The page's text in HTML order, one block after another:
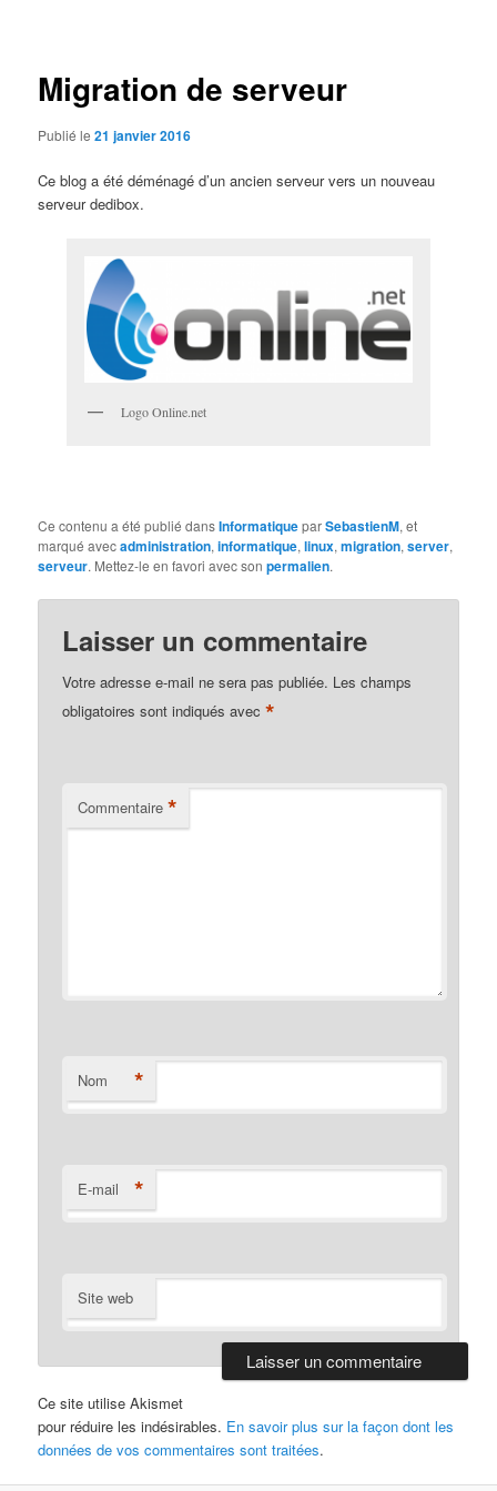
Migration de serveur
Publié le21 janvier 2016
Ce blog a été déménagé d’un ancien serveur vers un nouveau
serveur dedibox.
Logo Online.net
Ce contenu a été publié dansInformatiqueparSebastienM, et
marqué avecadministration,informatique,linux,migration,server,
serveur. Mettez-le en favori avec sonpermalien.
Laisser un commentaire
Votre adresse e-mail ne sera pas publiée. Les champs
obligatoires sont indiqués avec*
Commentaire *
Nom *
E-mail *
Site web
Ce site utilise Akismet
pour réduire les indésirables. En savoir plus sur la façon dont les
données de vos commentaires sont traitées.